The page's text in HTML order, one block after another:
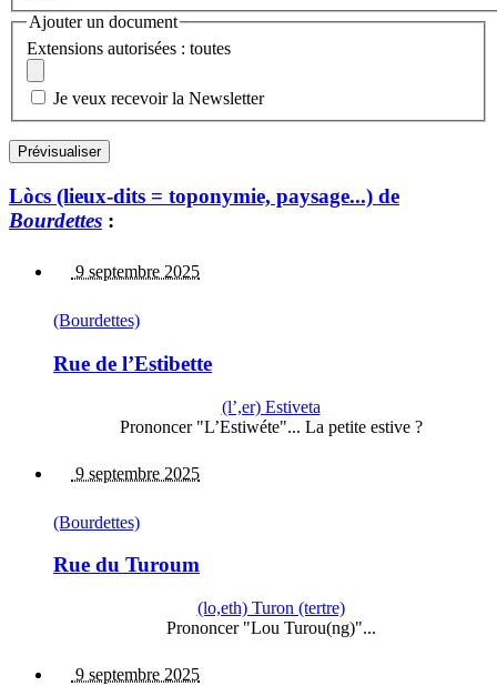
Ajouter un document
Extensions autorisées : toutes
Je veux recevoir la Newsletter
Lòcs (lieux-dits = toponymie, paysage...) de
Bourdettes :
9 septembre 2025
(Bourdettes)
Rue de l’Estibette
(l’,er) Estiveta
Prononcer "L’Estiwéte"... La petite estive ?
9 septembre 2025
(Bourdettes)
Rue du Turoum
(lo,eth) Turon (tertre)
Prononcer "Lou Turou(ng)"...
9 septembre 2025